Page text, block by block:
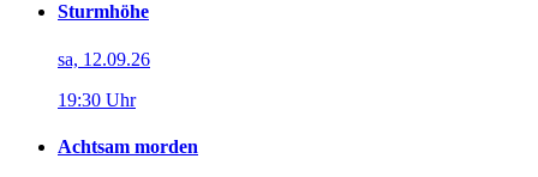
Sturmhöhe
sa, 12.09.26
19:30 Uhr
Achtsam morden